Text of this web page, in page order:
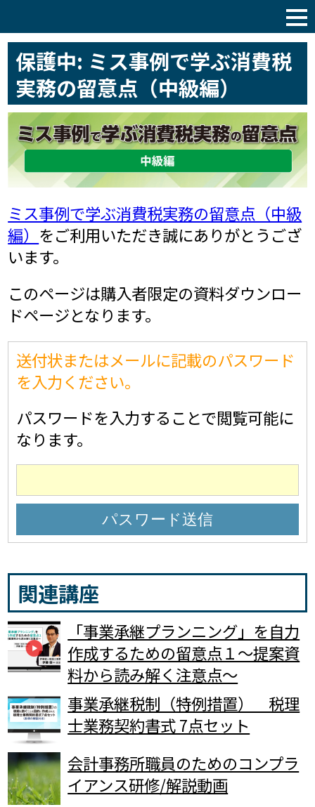
保護中: ミス事例で学ぶ消費税
実務の留意点（中級編）
ミス事例で学ぶ消費税実務の留意点（中級
編） をご利用いただき誠にありがとうござ
います。
このページは購入者限定の資料ダウンロー
ドページとなります。
送付状またはメールに記載のパスワード
を入力ください。
パスワードを入力することで閲覧可能に
なります。
関連講座
「事業承継プランニング」を自力
作成するための留意点１～提案資
料から読み解く注意点～
事業承継税制（特例措置） 税理
士業務契約書式 7点セット
会計事務所職員のためのコンプラ
イアンス研修/解説動画